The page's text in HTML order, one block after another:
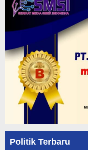
Politik Terbaru